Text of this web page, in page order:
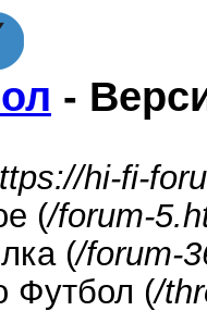
-
hi-fi-
(/forum-
(/forum-
Футбол (/